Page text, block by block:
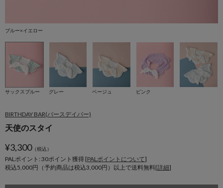
ブルー×イエロー
サックスブルー グレー ベージュ ピンク
BIRTHDAY BAR(バースデイバー)
天使のスタイ
¥3,300（税込）
PALポイント: 30ポイント獲得 [PALポイントについて]
税込5,000円（予約商品は税込3,000円）以上で送料無料[詳細]